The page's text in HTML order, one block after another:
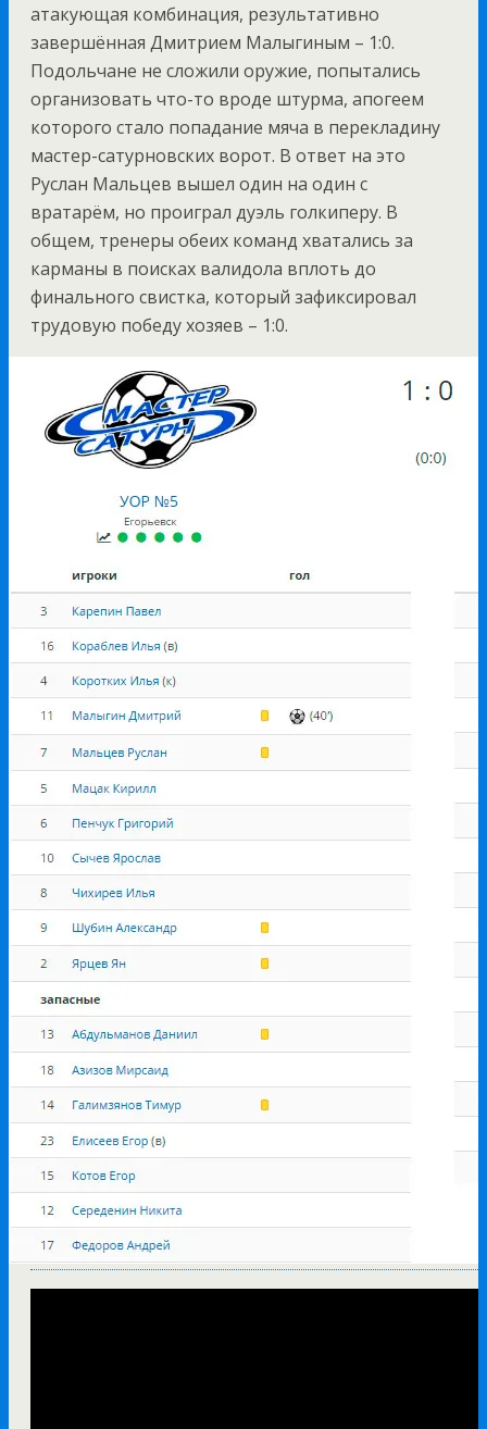
атакующая комбинация, результативно
завершённая Дмитрием Малыгиным – 1:0.
Подольчане не сложили оружие, попытались
организовать что-то вроде штурма, апогеем
которого стало попадание мяча в перекладину
мастер-сатурновских ворот. В ответ на это
Руслан Мальцев вышел один на один с
вратарём, но проиграл дуэль голкиперу. В
общем, тренеры обеих команд хватались за
карманы в поисках валидола вплоть до
финального свистка, который зафиксировал
трудовую победу хозяев – 1:0.